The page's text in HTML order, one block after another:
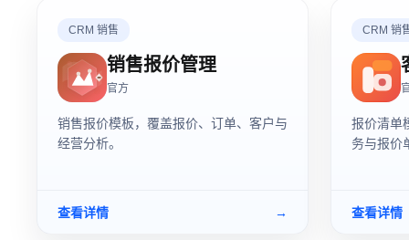
CRM 销售
销售报价管理
官方
销售报价模板，覆盖报价、订单、客户与
经营分析。
查看详情 →
CRM 销
报价清单
务与报价
查看详情